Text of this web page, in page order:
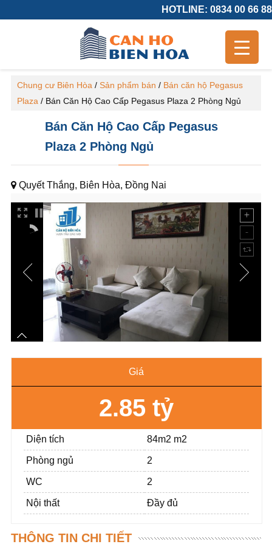
HOTLINE: 0834 00 66 88
Chung cư Biên Hòa / Sản phẩm bán / Bán căn hộ Pegasus
Plaza / Bán Căn Hộ Cao Cấp Pegasus Plaza 2 Phòng Ngủ
Bán Căn Hộ Cao Cấp Pegasus
Plaza 2 Phòng Ngủ
Quyết Thắng, Biên Hòa, Đồng Nai
Giá
2.85 tỷ
Diện tích 84m2 m2
Phòng ngủ 2
WC 2
Nội thất Đầy đủ
THÔNG TIN CHI TIẾT